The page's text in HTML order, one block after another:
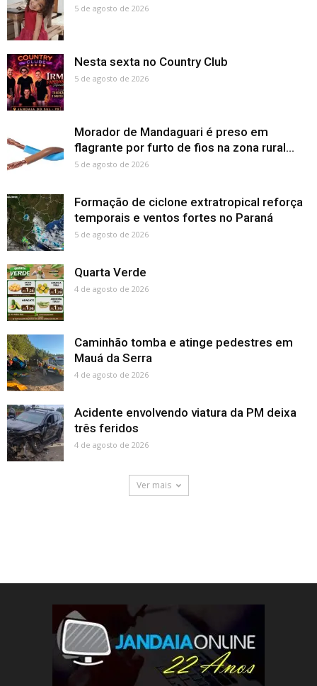
5 de agosto de 2026
Nesta sexta no Country Club
5 de agosto de 2026
Morador de Mandaguari é preso em
flagrante por furto de fios na zona rural...
5 de agosto de 2026
Formação de ciclone extratropical reforça
temporais e ventos fortes no Paraná
5 de agosto de 2026
Quarta Verde
4 de agosto de 2026
Caminhão tomba e atinge pedestres em
Mauá da Serra
4 de agosto de 2026
Acidente envolvendo viatura da PM deixa
três feridos
4 de agosto de 2026
Ver mais